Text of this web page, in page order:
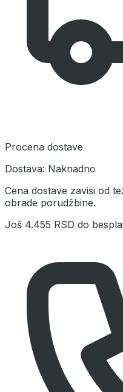
Procena dostave
Dostava: Naknadno
Cena dostave zavisi od
obrade porudžbine.
Još 4.455 RSD do